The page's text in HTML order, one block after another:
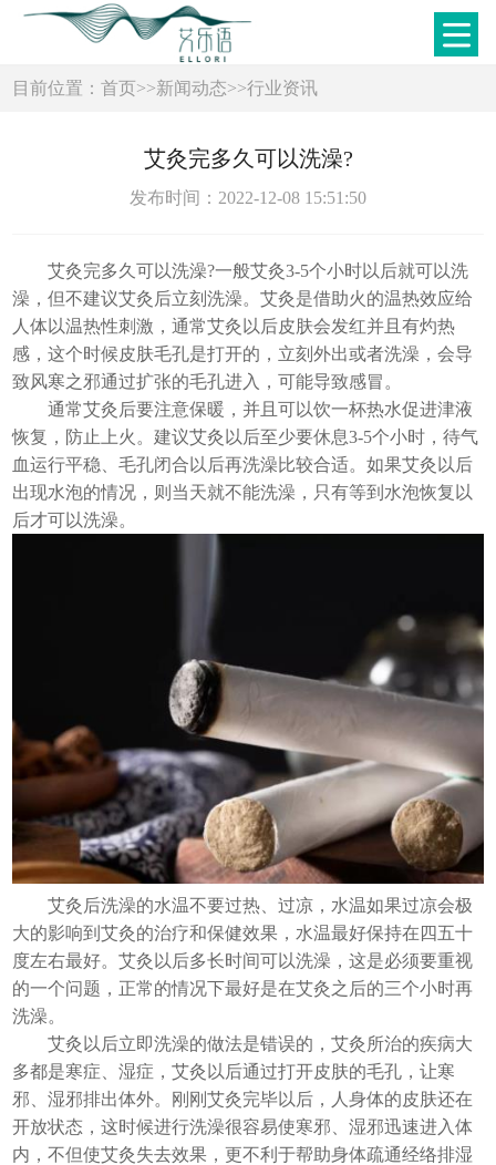
目前位置：首页>>新闻动态>>行业资讯
艾灸完多久可以洗澡?
发布时间：2022-12-08 15:51:50
艾灸完多久可以洗澡?一般艾灸3-5个小时以后就可以洗
澡，但不建议艾灸后立刻洗澡。艾灸是借助火的温热效应给
人体以温热性刺激，通常艾灸以后皮肤会发红并且有灼热
感，这个时候皮肤毛孔是打开的，立刻外出或者洗澡，会导
致风寒之邪通过扩张的毛孔进入，可能导致感冒。
通常艾灸后要注意保暖，并且可以饮一杯热水促进津液
恢复，防止上火。建议艾灸以后至少要休息3-5个小时，待气
血运行平稳、毛孔闭合以后再洗澡比较合适。如果艾灸以后
出现水泡的情况，则当天就不能洗澡，只有等到水泡恢复以
后才可以洗澡。
艾灸后洗澡的水温不要过热、过凉，水温如果过凉会极
大的影响到艾灸的治疗和保健效果，水温最好保持在四五十
度左右最好。艾灸以后多长时间可以洗澡，这是必须要重视
的一个问题，正常的情况下最好是在艾灸之后的三个小时再
洗澡。
艾灸以后立即洗澡的做法是错误的，艾灸所治的疾病大
多都是寒症、湿症，艾灸以后通过打开皮肤的毛孔，让寒
邪、湿邪排出体外。刚刚艾灸完毕以后，人身体的皮肤还在
开放状态，这时候进行洗澡很容易使寒邪、湿邪迅速进入体
内，不但使艾灸失去效果，更不利于帮助身体疏通经络排湿